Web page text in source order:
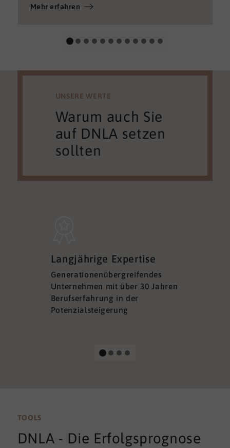
Mehr erfahren
UNSERE WERTE
Warum auch Sie
auf DNLA setzen
sollten
Langjährige Expertise
Generationenübergreifendes
Unternehmen mit über 30 Jahren
Berufserfahrung in der
Potenzialsteigerung
TOOLS
DNLA - Die Erfolgsprognose